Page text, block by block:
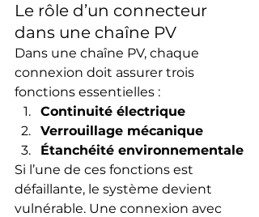
Le rôle d’un connecteur
dans une chaîne PV
Dans une chaîne PV, chaque
connexion doit assurer trois
fonctions essentielles :
Continuité électrique
Verrouillage mécanique
Étanchéité environnementale
Si l’une de ces fonctions est
défaillante, le système devient
vulnérable. Une connexion avec